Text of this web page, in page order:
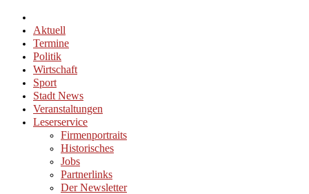
Aktuell
Termine
Politik
Wirtschaft
Sport
Stadt News
Veranstaltungen
Leserservice
Firmenportraits
Historisches
Jobs
Partnerlinks
Der Newsletter